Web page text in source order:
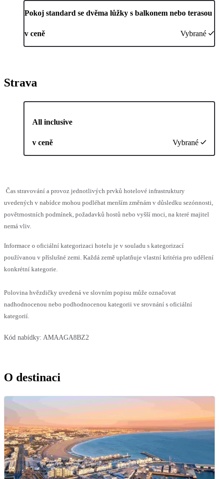
Pokoj standard se dvěma lůžky s balkonem nebo terasou
v ceně Vybrané
Strava
All inclusive
v ceně Vybrané
Čas stravování a provoz jednotlivých prvků hotelové infrastruktury
uvedených v nabídce mohou podléhat menším změnám v důsledku sezónnosti,
povětrnostních podmínek, požadavků hostů nebo vyšší moci, na které majitel
nemá vliv.
Informace o oficiální kategorizaci hotelu je v souladu s kategorizací
používanou v příslušné zemi. Každá země uplatňuje vlastní kritéria pro udělení
konkrétní kategorie.
Polovina hvězdičky uvedená ve slovním popisu může označovat
nadhodnocenou nebo podhodnocenou kategorii ve srovnání s oficiální
kategorií.
Kód nabídky: AMAAGA8BZ2
O destinaci